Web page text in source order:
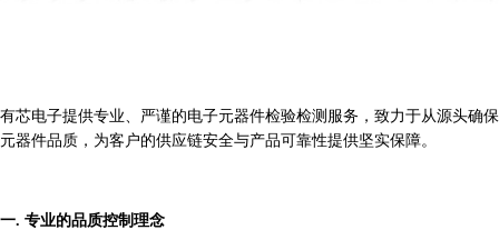
有芯电子提供专业、严谨的电子元器件检验检测服务，致力于从源头确保
元器件品质，为客户的供应链安全与产品可靠性提供坚实保障。
一. 专业的品质控制理念